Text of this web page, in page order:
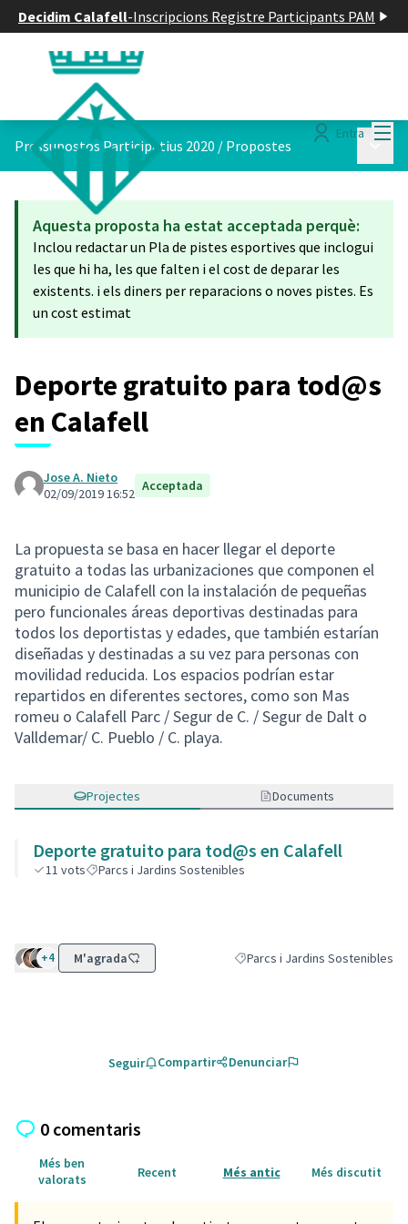
Decidim Calafell-Inscripcions Registre Participants PAM
Entra
Pressupostos Participatius 2020 / Propostes
Aquesta proposta ha estat acceptada perquè:
Inclou redactar un Pla de pistes esportives que inclogui
les que hi ha, les que falten i el cost de deparar les
existents. i els diners per reparacions o noves pistes. Es
un cost estimat
Deporte gratuito para tod@s
en Calafell
Jose A. Nieto
02/09/2019 16:52 Acceptada
La propuesta se basa en hacer llegar el deporte
gratuito a todas las urbanizaciones que componen el
municipio de Calafell con la instalación de pequeñas
pero funcionales áreas deportivas destinadas para
todos los deportistas y edades, que también estarían
diseñadas y destinadas a su vez para personas con
movilidad reducida. Los espacios podrían estar
repartidos en diferentes sectores, como son Mas
romeu o Calafell Parc / Segur de C. / Segur de Dalt o
Valldemar/ C. Pueblo / C. playa.
Projectes Documents
Deporte gratuito para tod@s en Calafell
11 vots Parcs i Jardins Sostenibles
+4 M'agrada Resultats al filtrar per la
Parcs i Jardins Sostenibles
Seguir Compartir Denunciar
0 comentaris
Més ben
valorats
Recent Més antic Més discutit